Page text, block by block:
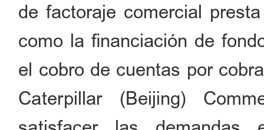
de factoraje comercial
como la financiación de
el cobro de cuentas por
Caterpillar (Beijing)